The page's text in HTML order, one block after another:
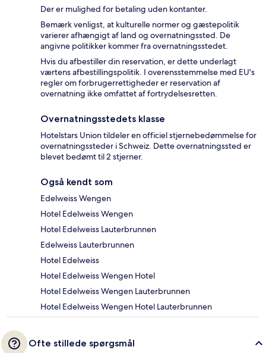
Der er mulighed for betaling uden kontanter.
Bemærk venligst, at kulturelle normer og gæstepolitik
varierer afhængigt af land og overnatningssted. De
angivne politikker kommer fra overnatningsstedet.
Hvis du afbestiller din reservation, er dette underlagt
værtens afbestillingspolitik. I overensstemmelse med EU's
regler om forbrugerrettigheder er reservation af
overnatning ikke omfattet af fortrydelsesretten.
Overnatningsstedets klasse
Hotelstars Union tildeler en officiel stjernebedømmelse for
overnatningssteder i Schweiz. Dette overnatningssted er
blevet bedømt til 2 stjerner.
Også kendt som
Edelweiss Wengen
Hotel Edelweiss Wengen
Hotel Edelweiss Lauterbrunnen
Edelweiss Lauterbrunnen
Hotel Edelweiss
Hotel Edelweiss Wengen Hotel
Hotel Edelweiss Wengen Lauterbrunnen
Hotel Edelweiss Wengen Hotel Lauterbrunnen
Ofte stillede spørgsmål